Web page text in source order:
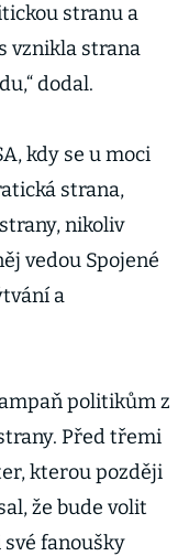
stranu a
vznikla strana
dodal.
kdy se u moci
strana,
nikoliv
vedou Spojené
a
politikům z
Před třemi
kterou později
že bude volit
fanoušky